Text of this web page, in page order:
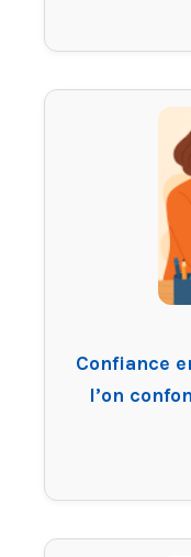
Confiance
l’on